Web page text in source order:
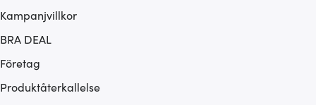
Kampanjvillkor
BRA DEAL
Företag
Produktåterkallelse